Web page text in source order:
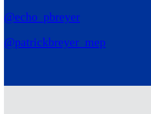
@echo_pbreyer
@patrickbreyer_mep